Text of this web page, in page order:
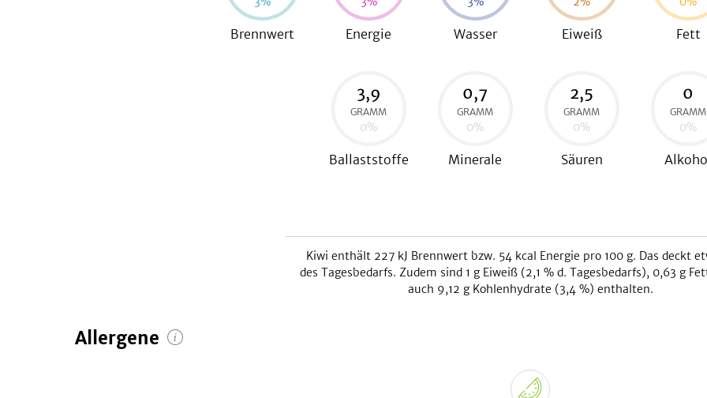
Brennwert Energie Wasser Eiweiß Fett
3,9
GRAMM
0%
Ballaststoffe
0,7
GRAMM
0%
Minerale
2,5
GRAMM
0%
Säuren
0
GRAMM
0%
Alkohol
Kiwi enthält 227 kJ Brennwert bzw. 54 kcal Energie pro 100 g. Das deckt
des Tagesbedarfs. Zudem sind 1 g Eiweiß (2,1 % d. Tagesbedarfs), 0,63 g
auch 9,12 g Kohlenhydrate (3,4%) enthalten.
Allergene